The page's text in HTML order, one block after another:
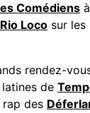
Comédiens
Rio Loco sur les
rendez-
de
rap des